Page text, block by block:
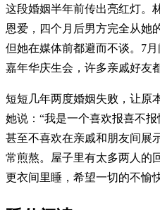
这段婚姻半年前传出亮红灯。
恩爱，四个月后男方完全从她
但她在媒体前都避而不谈。7
嘉年华庆生会，许多亲戚好友
短短几年两度婚姻失败，让原
她说：“我是一个喜欢报喜不
甚至不喜欢在亲戚和朋友间展
常煎熬。屋子里有太多两人的
更衣间里睡，希望一切的不愉